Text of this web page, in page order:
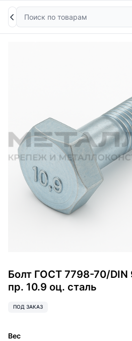
Поиск
Болт ГОСТ 7798-70/DIN
пр. 10.9 оц. сталь
ПОД ЗАКАЗ
Вес